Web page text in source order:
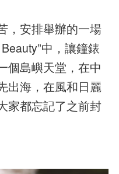
，安排舉辦的一場
中，讓鐘錶
個島嶼天堂，在中
出海，在風和日麗
家都忘記了之前封